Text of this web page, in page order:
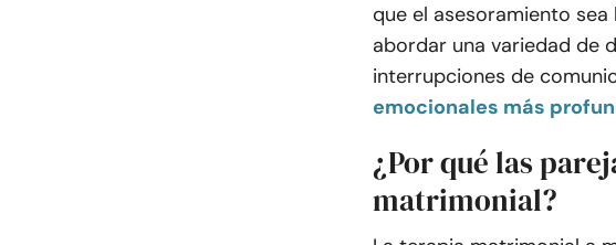
que el asesoramiento
abordar una variedad de
interrupciones de
emocionales más
¿Por qué las
matrimonial?